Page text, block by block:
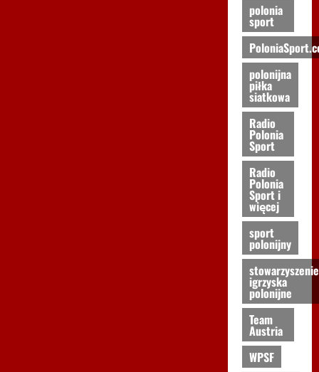
polonia
sport
polonijna
piłka
siatkowa
Radio
Polonia
Sport
Radio
Polonia
Sport i
więcej
sport
polonijny
stowarzyszenie
igrzyska
polonijne
Team
Austria
WPSF